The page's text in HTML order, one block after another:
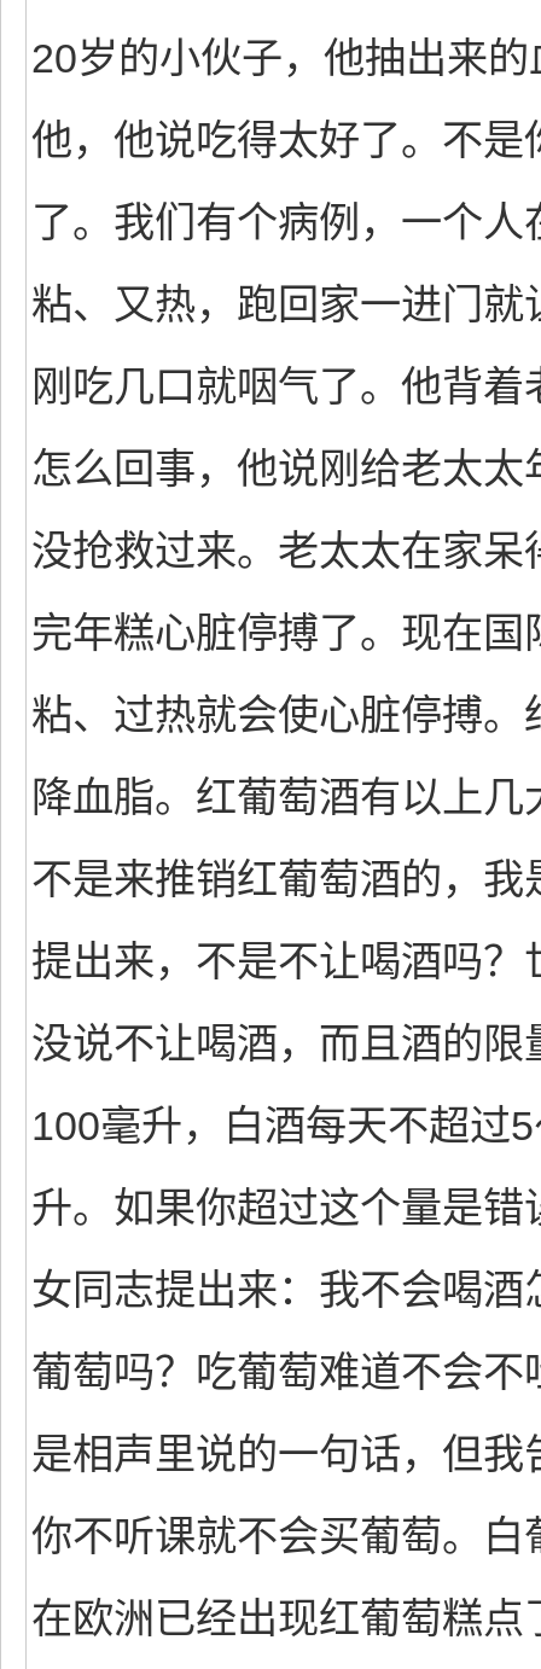
20岁的小伙子，他抽出来
他，他说吃得太好了。不
了。我们有个病例，一个
粘、又热，跑回家一进门
刚吃几口就咽气了。他背
怎么回事，他说刚给老太
没抢救过来。老太太在家
完年糕心脏停搏了。现在
粘、过热就会使心脏停搏
降血脂。红葡萄酒有以上
不是来推销红葡萄酒的，
提出来，不是不让喝酒吗？
没说不让喝酒，而且酒的
100毫升，白酒每天不超过
升。如果你超过这个量是
女同志提出来：我不会喝
葡萄吗？吃葡萄难道不会不
是相声里说的一句话，但
你不听课就不会买葡萄。
在欧洲已经出现红葡萄糕